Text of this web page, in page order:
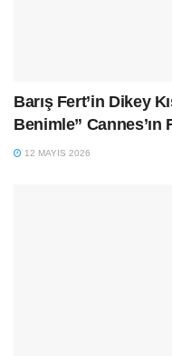
Barış Fert’in Dikey
Benimle”
12 MAYIS 2026